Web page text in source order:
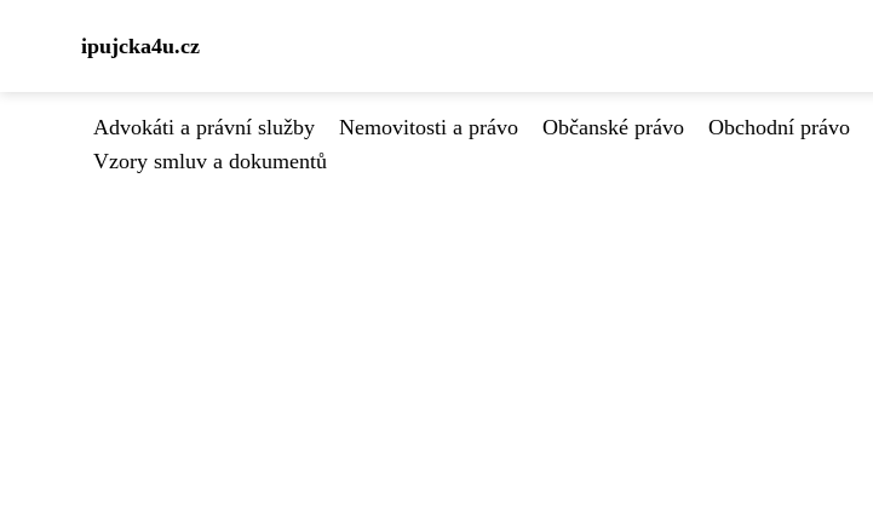
ipujcka4u.cz
Advokáti a právní služby Nemovitosti a právo Občanské právo Obchodní právo
Vzory smluv a dokumentů